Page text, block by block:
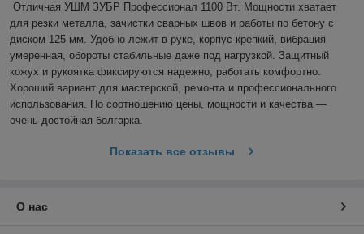
Отличная УШМ ЗУБР Профессионал 1100 Вт. Мощности хватает
для резки металла, зачистки сварных швов и работы по бетону с
диском 125 мм. Удобно лежит в руке, корпус крепкий, вибрация
умеренная, обороты стабильные даже под нагрузкой. Защитный
кожух и рукоятка фиксируются надежно, работать комфортно.
Хороший вариант для мастерской, ремонта и профессионального
использования. По соотношению цены, мощности и качества —
очень достойная болгарка.
Показать все отзывы
О нас